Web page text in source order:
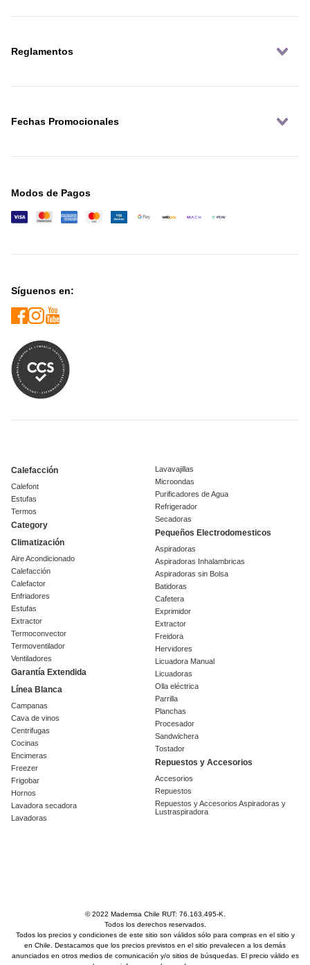
Reglamentos
Fechas Promocionales
Modos de Pagos
Síguenos en:
Calefacción
Calefont
Estufas
Termos
Category
Climatización
Aire Acondicionado
Calefacción
Calefactor
Enfriadores
Estufas
Extractor
Termoconvector
Termoventilador
Ventiladores
Garantía Extendida
Línea Blanca
Campanas
Cava de vinos
Centrifugas
Cocinas
Encimeras
Freezer
Frigobar
Hornos
Lavadora secadora
Lavadoras
Lavavajillas
Microondas
Purificadores de Agua
Refrigerador
Secadoras
Pequeños Electrodomesticos
Aspiradoras
Aspiradoras Inhalambricas
Aspiradoras sin Bolsa
Batidoras
Cafetera
Exprimidor
Extractor
Freidora
Hervidores
Licuadora Manual
Licuadoras
Olla eléctrica
Parrilla
Planchas
Procesador
Sandwichera
Tostador
Repuestos y Accesorios
Accesorios
Repuestos
Repuestos y Accesorios Aspiradoras y
Lustraspiradora
© 2022 Mademsa Chile RUT: 76.163.495-K.
Todos los derechos reservados.
Todos los precios y condiciones de este sitio son válidos sólo para compras en el sitio y
en Chile. Destacamos que los precios previstos en el sitio prevalecen a los demás
anunciados en otros medios de comunicación y/o sitios de búsquedas. El precio válido es